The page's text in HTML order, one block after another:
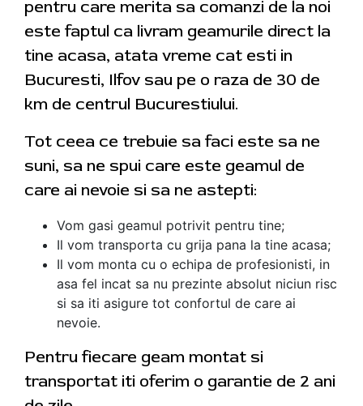
pentru care merita sa comanzi de la noi
este faptul ca livram geamurile direct la
tine acasa, atata vreme cat esti in
Bucuresti, Ilfov sau pe o raza de 30 de
km de centrul Bucurestiului.
Tot ceea ce trebuie sa faci este sa ne
suni, sa ne spui care este geamul de
care ai nevoie si sa ne astepti:
Vom gasi geamul potrivit pentru tine;
Il vom transporta cu grija pana la tine acasa;
Il vom monta cu o echipa de profesionisti, in
asa fel incat sa nu prezinte absolut niciun risc
si sa iti asigure tot confortul de care ai
nevoie.
Pentru fiecare geam montat si
transportat iti oferim o garantie de 2 ani